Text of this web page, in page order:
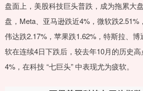
盘面上，美股科技巨头普跌，成为拖累大
盘，Meta、亚马逊跌近4%，微软跌2.51%
伟达跌2.17%，苹果跌1.62%，特斯拉、
软在连续4日下跌后，较去年10月的历史
4%，在科技 “七巨头” 中表现尤为疲软。